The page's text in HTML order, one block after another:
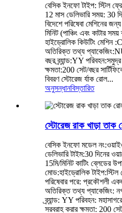
বেসিক ইনফো টাইপ: স্টিল
12 মাস ডেলিভারি সময়: 30
বিদেশে পরিষেবা মেশিনের
মিনিট (পাঞ্চিং এবং কাটার
হাইড্রোলিক কিউটিং মেশিন
অতিরিক্ত তথ্য
বছর ব্র্যান্ড:YY
ক্ষমতা:200 সেট/বছর
বিবরণ স্টোরেজ র্যাক রোল...
অনুসন্ধানবিস্তারিত
স্টোরেজ রাক খাড়া তাক
বেসিক ইনফো মডেল
ডেলিভারি টাইম:30 দিনের
15মি/মিনিট কাটিং ব্লেডের
মোড:হাইড্রোলিক টাইপ:স্টিল
পরিষেবার পরে: প্রকৌশলী
অতিরিক্ত তথ্য প্যাকেজিং:
ব্র্যান্ড: YY পরিবহন:
সরবরাহ করার ক্ষমতা: 200